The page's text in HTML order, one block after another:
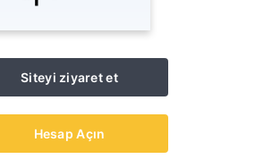
Siteyi ziyaret et
Hesap Açın